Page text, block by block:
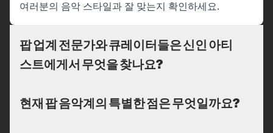
여러분의 음악 스타일과 잘 맞는지 확인하세요.
팝 업계 전문가와 큐레이터들은 신인 아티
스트에게서 무엇을 찾나요?
현재 팝 음악계의 특별한 점은 무엇일까요?